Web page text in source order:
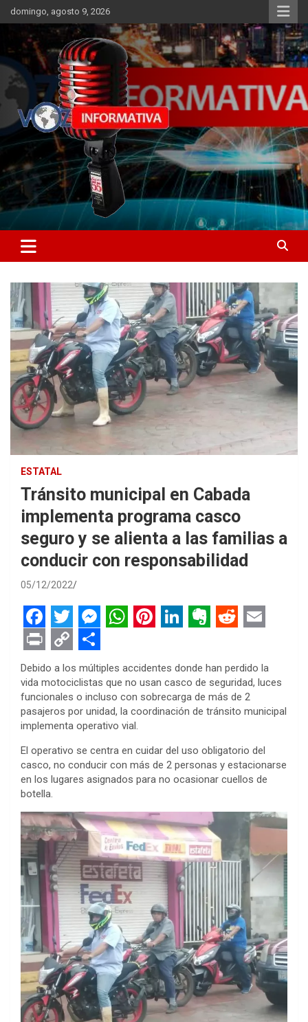
Skip
to
content
domingo, agosto 9, 2026
ncstv.info
Libertad informativa
ESTATAL
Tránsito municipal en Cabada
implementa programa casco
seguro y se alienta a las familias a
conducir con responsabilidad
05/12/2022
F
a
c
e
b
o
o
k
T
w
i
t
t
e
r
M
e
s
s
e
n
g
r
h
a
t
s
A
p
i
n
t
e
r
e
s
t
i
n
k
d
I
v
e
r
o
t
e
d
d
t
m
a
i
P
r
i
n
t
C
o
p
y
L
i
n
k
S
h
a
r
e
Debido a los múltiples accidentes donde han perdido la
vida motociclistas que no usan casco de seguridad, luces
funcionales o incluso con sobrecarga de más de 2
pasajeros por unidad, la coordinación de tránsito municipal
implementa operativo vial.
El operativo se centra en cuidar del uso obligatorio del
casco, no conducir con más de 2 personas y estacionarse
en los lugares asignados para no ocasionar cuellos de
botella.